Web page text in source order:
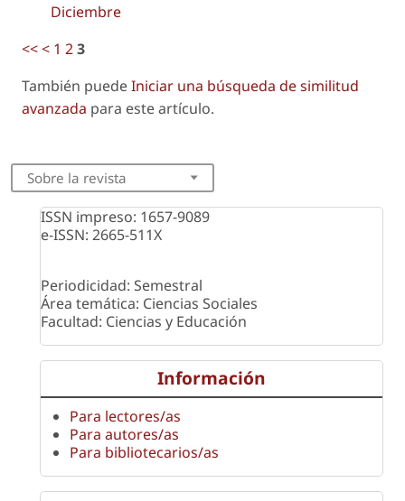
Diciembre
<<< 1 23
También puedeIniciar una búsqueda de similitud
avanzada para este artículo.
Sobre la revista
ISSN impreso: 1657-9089
e-ISSN: 2665-511X
Periodicidad: Semestral
Área temática: Ciencias Sociales
Facultad: Ciencias y Educación
Información
Para lectores/as
Para autores/as
Para bibliotecarios/as